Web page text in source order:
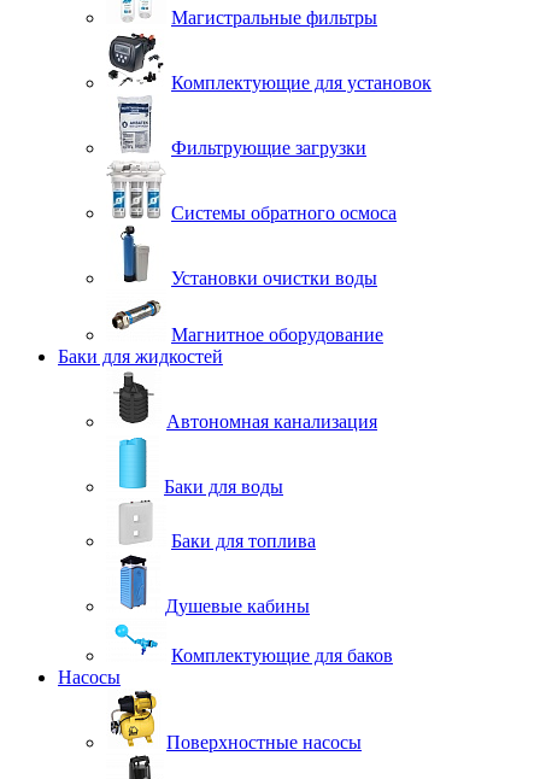
Магистральные фильтры
Комплектующие для установок
Фильтрующие загрузки
Системы обратного осмоса
Установки очистки воды
Магнитное оборудование
Баки для жидкостей
Автономная канализация
Баки для воды
Баки для топлива
Душевые кабины
Комплектующие для баков
Насосы
Поверхностные насосы